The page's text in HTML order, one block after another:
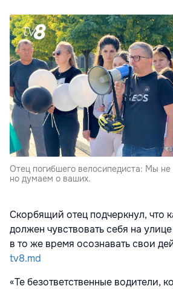
Отец погибшего велосипедиста: Мы не
но думаем о ваших.
Скорбящий отец подчеркнул, что
должен чувствовать себя на
в то же время осознавать свои
tv8.md
«Те безответственные водители,